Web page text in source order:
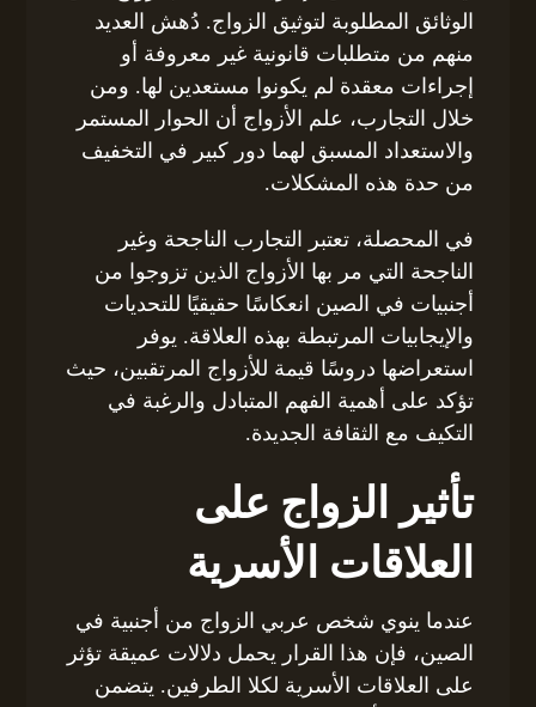
الوثائق المطلوبة لتوثيق الزواج. دُهش العديد
منهم من متطلبات قانونية غير معروفة أو
إجراءات معقدة لم يكونوا مستعدين لها. ومن
خلال التجارب، علم الأزواج أن الحوار المستمر
والاستعداد المسبق لهما دور كبير في التخفيف
من حدة هذه المشكلات.
في المحصلة، تعتبر التجارب الناجحة وغير
الناجحة التي مر بها الأزواج الذين تزوجوا من
أجنبيات في الصين انعكاسًا حقيقيًا للتحديات
والإيجابيات المرتبطة بهذه العلاقة. يوفر
استعراضها دروسًا قيمة للأزواج المرتقبين، حيث
تؤكد على أهمية الفهم المتبادل والرغبة في
التكيف مع الثقافة الجديدة.
تأثير الزواج على
العلاقات الأسرية
عندما ينوي شخص عربي الزواج من أجنبية في
الصين، فإن هذا القرار يحمل دلالات عميقة تؤثر
على العلاقات الأسرية لكلا الطرفين. يتضمن